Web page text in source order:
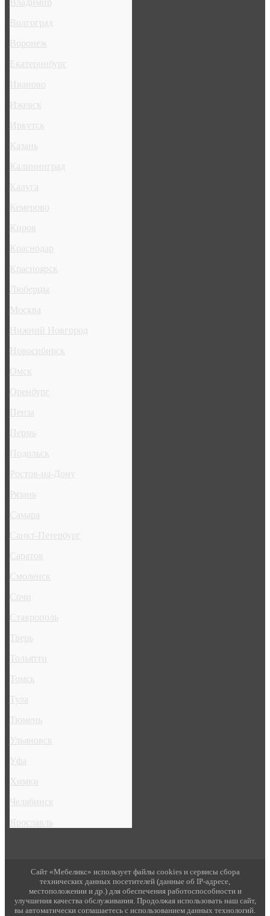
Владимир
Волгоград
Воронеж
Екатеринбург
Иваново
Ижевск
Иркутск
Казань
Калининград
Калуга
Кемерово
Киров
Краснодар
Красноярск
Люберцы
Москва
Нижний Новгород
Новосибирск
Омск
Оренбург
Пенза
Пермь
Подольск
Ростов-на-Дону
Рязань
Самара
Санкт-Петербург
Саратов
Смоленск
Сочи
Ставрополь
Тверь
Тольятти
Томск
Тула
Тюмень
Ульяновск
Уфа
Химки
Челябинск
Ярославль
Сайт «Мебеликс» использует файлы cookies и сервисы сбора
технических данных посетителей (данные об IP-адресе,
местоположении и др.) для обеспечения работоспособности и
улучшения качества обслуживания. Продолжая использовать наш сайт,
вы автоматически соглашаетесь с использованием данных технологий.